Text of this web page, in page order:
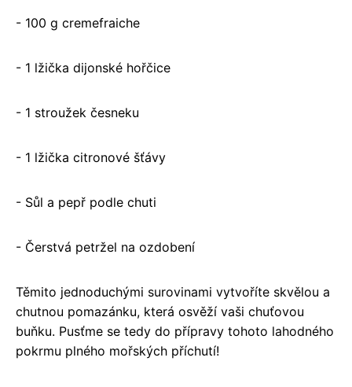
- 100 g cremefraiche
- 1 lžička dijonské hořčice
- 1 stroužek česneku
- 1 lžička citronové šťávy
- Sůl a pepř podle chuti
- Čerstvá petržel na ozdobení
Těmito jednoduchými surovinami vytvoříte skvělou a
chutnou pomazánku, která osvěží vaši chuťovou
buňku. Pusťme se tedy do přípravy tohoto lahodného
pokrmu plného mořských příchutí!